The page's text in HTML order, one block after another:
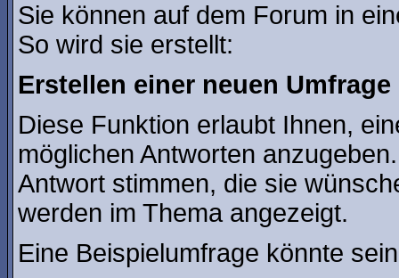
Sie können auf dem Forum in
So wird sie erstellt:
Erstellen einer neuen Umfrage
Diese Funktion erlaubt Ihnen,
möglichen Antworten
Antwort stimmen, die sie
werden im Thema angezeigt.
Eine Beispielumfrage könnte